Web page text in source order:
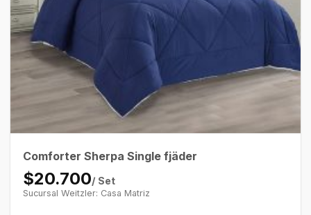
Comforter Sherpa Single fjäder
$20.700/ Set
Sucursal Weitzler: Casa Matriz